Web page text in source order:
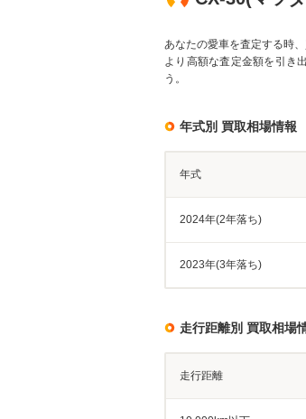
あなたの愛車を査定する時
より高額な査定金額を引き
う。
年式別 買取相場情報
年式
2024年(2年落ち)
2023年(3年落ち)
走行距離別 買取相場
走行距離